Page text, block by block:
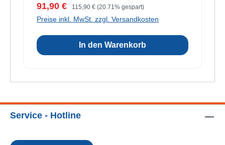
Verkaufspreis:
91,90 € Regulärer Preis:
115,90 € (20.71% gespart)
Preise inkl. MwSt. zzgl. Versandkosten
In den Warenkorb
Service - Hotline